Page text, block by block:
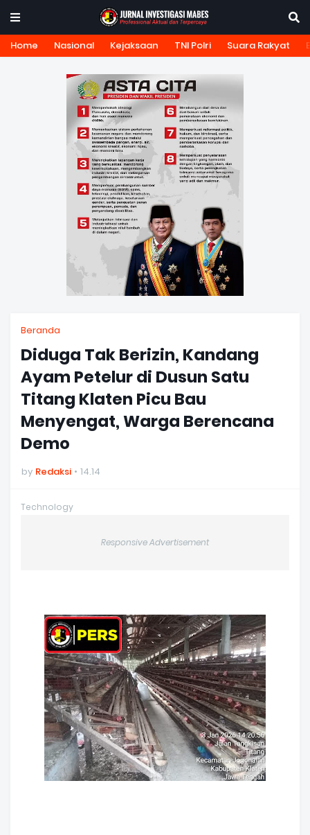
Home Nasional Kejaksaan TNI Polri Suara Rakyat
Beranda
Diduga Tak Berizin, Kandang
Ayam Petelur di Dusun Satu
Titang Klaten Picu Bau
Menyengat, Warga Berencana
Demo
by Redaksi 14.14
Technology
Responsive Advertisement